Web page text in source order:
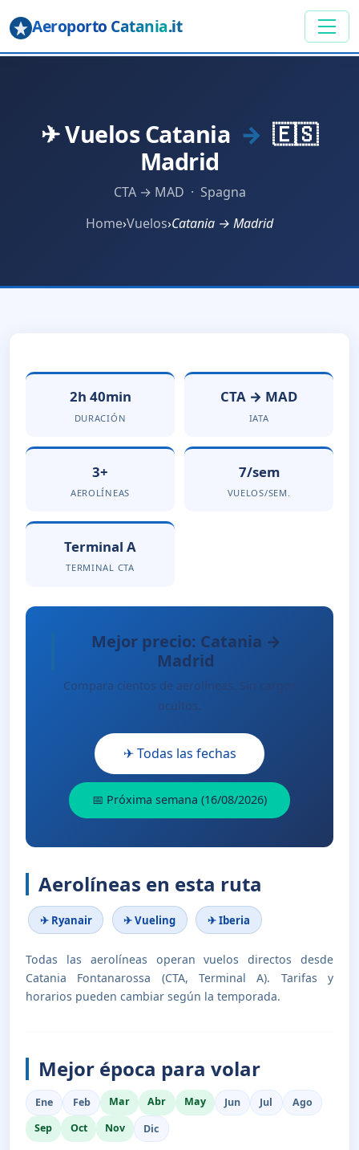
Aeroporto Catania.it
✈ Vuelos Catania → 🇪🇸
Madrid
CTA → MAD · Spagna
Home›Vuelos›Catania → Madrid
2h 40min
DURACIÓN
CTA → MAD
IATA
3+
AEROLÍNEAS
7/sem
VUELOS/SEM.
Terminal A
TERMINAL CTA
Mejor precio: Catania →
Madrid
Compara cientos de aerolíneas. Sin cargos
ocultos.
✈ Todas las fechas
📅 Próxima semana (16/08/2026)
Aerolíneas en esta ruta
✈ Ryanair ✈ Vueling ✈ Iberia
Todas las aerolíneas operan vuelos directos desde
Catania Fontanarossa (CTA, Terminal A). Tarifas y
horarios pueden cambiar según la temporada.
Mejor época para volar
Ene Feb Mar Abr May Jun Jul
Ago
Sep
Oct Nov Dic